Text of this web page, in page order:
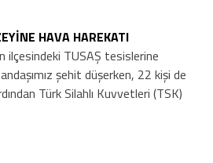
HAVA HAREKATI
ilçesindeki TUSAŞ tesislerine
şehit düşerken, 22 kişi de
Türk Silahlı Kuvvetleri (TSK)